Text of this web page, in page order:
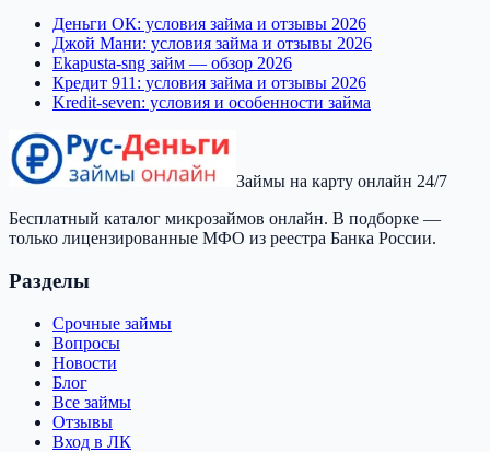
Деньги ОК: условия займа и отзывы 2026
Джой Мани: условия займа и отзывы 2026
Ekapusta-sng займ — обзор 2026
Кредит 911: условия займа и отзывы 2026
Kredit-seven: условия и особенности займа
Займы на карту онлайн 24/7
Бесплатный каталог микрозаймов онлайн. В подборке —
только лицензированные МФО из реестра Банка России.
Разделы
Срочные займы
Вопросы
Новости
Блог
Все займы
Отзывы
Вход в ЛК